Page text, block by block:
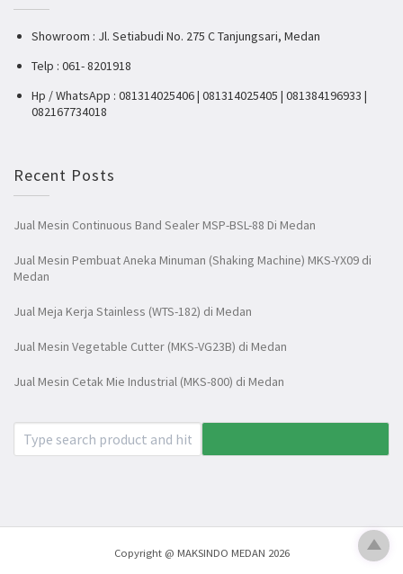
Showroom : Jl. Setiabudi No. 275 C Tanjungsari, Medan
Telp : 061- 8201918
Hp / WhatsApp : 081314025406 | 081314025405 | 081384196933 |
082167734018
Recent Posts
Jual Mesin Continuous Band Sealer MSP-BSL-88 Di Medan
Jual Mesin Pembuat Aneka Minuman (Shaking Machine) MKS-YX09 di
Medan
Jual Meja Kerja Stainless (WTS-182) di Medan
Jual Mesin Vegetable Cutter (MKS-VG23B) di Medan
Jual Mesin Cetak Mie Industrial (MKS-800) di Medan
Copyright @ MAKSINDO MEDAN 2026